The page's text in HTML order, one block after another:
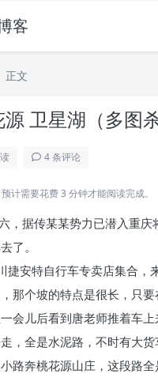
客
正文
卫星湖（多图
4 条评论
计需要花费 3 分钟才能阅读完成。
，据传某某势力已潜入重
了。
捷安特自行车专卖店集合
那个坡的特点是很长，只
会儿后看到唐老师推着车
，全是水泥路，不时有大
路奔桃花源山庄，这段路